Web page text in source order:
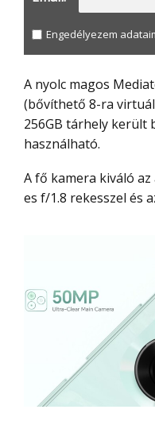
Engedélyezem
A nyolc magos Mediatek Helio G81, 4GB RAM
(bővíthető 8-ra
256GB tárhely került
használható.
A fő kamera kiváló az árkategóriában, mert 50 MP-
es f/1.8 rekesszel és